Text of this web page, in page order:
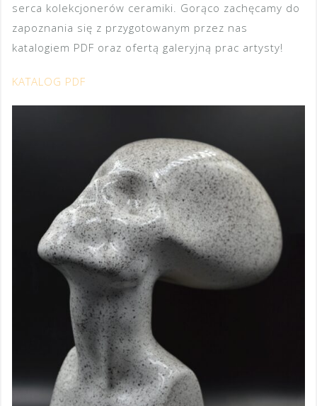
serca kolekcjonerów ceramiki. Gorąco zachęcamy do
zapoznania się z przygotowanym przez nas
katalogiem PDF oraz ofertą galeryjną prac artysty!
KATALOG PDF